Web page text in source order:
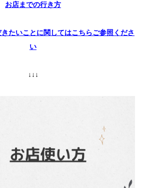
お店までの行き方
たいことに関してはこちらご参照くださ
い
↓↓↓